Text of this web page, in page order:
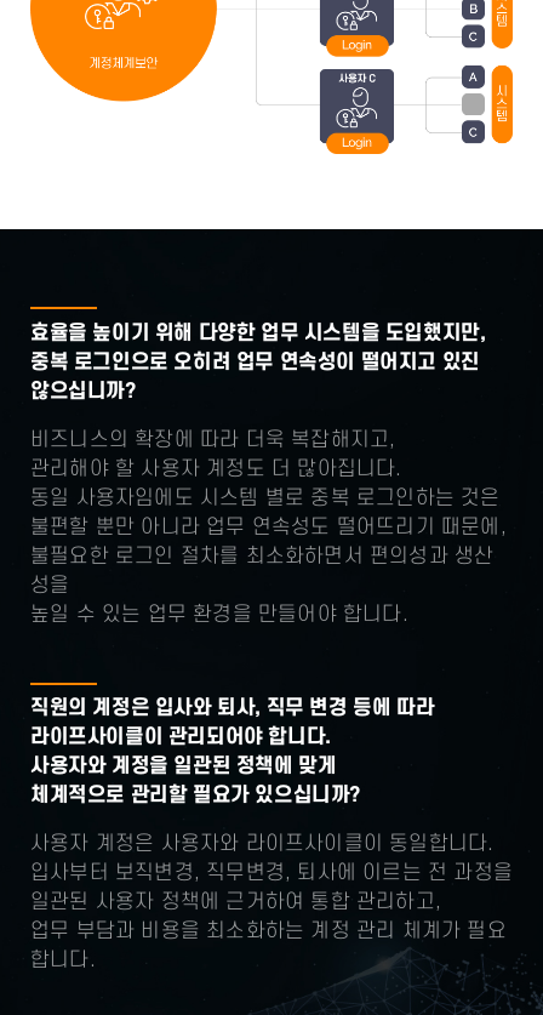
효율을 높이기 위해 다양한 업무 시스템을 도입했지만,
중복 로그인으로 오히려 업무 연속성이 떨어지고 있진
않으십니까?
비즈니스의 확장에 따라 더욱 복잡해지고,
관리해야 할 사용자 계정도 더 많아집니다.
동일 사용자임에도 시스템 별로 중복 로그인하는 것은
불편할 뿐만 아니라 업무 연속성도 떨어뜨리기 때문에,
불필요한 로그인 절차를 최소화하면서 편의성과 생산
성을
높일 수 있는 업무 환경을 만들어야 합니다.
사용자 계정은 사용자와 라이프사이클이 동일합니다.
입사부터 보직변경, 직무변경, 퇴사에 이르는 전 과정을
일관된 사용자 정책에 근거하여 통합 관리하고,
업무 부담과 비용을 최소화하는 계정 관리 체계가 필요
합니다.
직원의 계정은 입사와 퇴사, 직무 변경 등에 따라
라이프사이클이 관리되어야 합니다.
사용자와 계정을 일관된 정책에 맞게
체계적으로 관리할 필요가 있으십니까?